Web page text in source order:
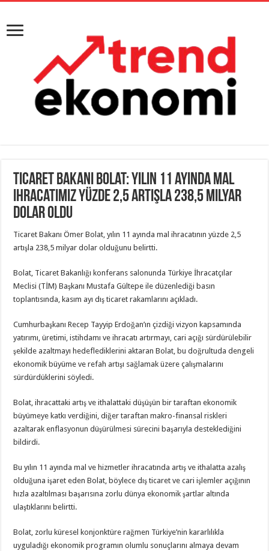
Ticaret Bakanı Bolat: Yılın 11 ayında mal
ihracatımız yüzde 2,5 artışla 238,5 milyar
dolar oldu
Ticaret Bakanı Ömer Bolat, yılın 11 ayında mal ihracatının yüzde 2,5
artışla 238,5 milyar dolar olduğunu belirtti.
Bolat, Ticaret Bakanlığı konferans salonunda Türkiye İhracatçılar
Meclisi (TİM) Başkanı Mustafa Gültepe ile düzenlediği basın
toplantısında, kasım ayı dış ticaret rakamlarını açıkladı.
Cumhurbaşkanı Recep Tayyip Erdoğan’ın çizdiği vizyon kapsamında
yatırımı, üretimi, istihdamı ve ihracatı artırmayı, cari açığı sürdürülebilir
şekilde azaltmayı hedeflediklerini aktaran Bolat, bu doğrultuda dengeli
ekonomik büyüme ve refah artışı sağlamak üzere çalışmalarını
sürdürdüklerini söyledi.
Bolat, ihracattaki artış ve ithalattaki düşüşün bir taraftan ekonomik
büyümeye katkı verdiğini, diğer taraftan makro-finansal riskleri
azaltarak enflasyonun düşürülmesi sürecini başarıyla desteklediğini
bildirdi.
Bu yılın 11 ayında mal ve hizmetler ihracatında artış ve ithalatta azalış
olduğuna işaret eden Bolat, böylece dış ticaret ve cari işlemler açığının
hızla azaltılması başarısına zorlu dünya ekonomik şartlar altında
ulaştıklarını belirtti.
Bolat, zorlu küresel konjonktüre rağmen Türkiye’nin kararlılıkla
uyguladığı ekonomik programın olumlu sonuçlarını almaya devam